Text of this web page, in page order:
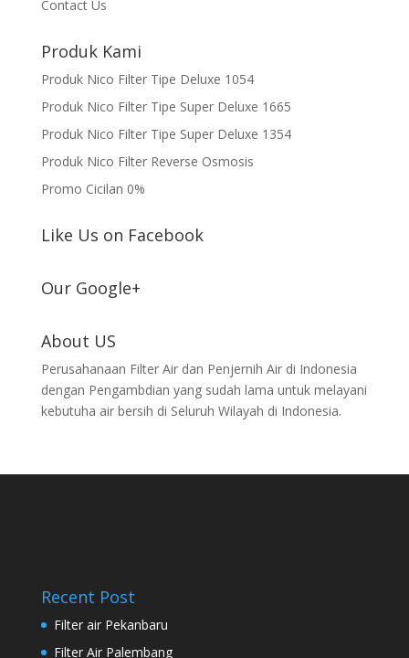
Contact Us
Produk Kami
Produk Nico Filter Tipe Deluxe 1054
Produk Nico Filter Tipe Super Deluxe 1665
Produk Nico Filter Tipe Super Deluxe 1354
Produk Nico Filter Reverse Osmosis
Promo Cicilan 0%
Like Us on Facebook
Our Google+
About US
Perusahanaan Filter Air dan Penjernih Air di Indonesia
dengan Pengambdian yang sudah lama untuk melayani
kebutuha air bersih di Seluruh Wilayah di Indonesia.
Recent Post
Filter air Pekanbaru
Filter Air Palembang